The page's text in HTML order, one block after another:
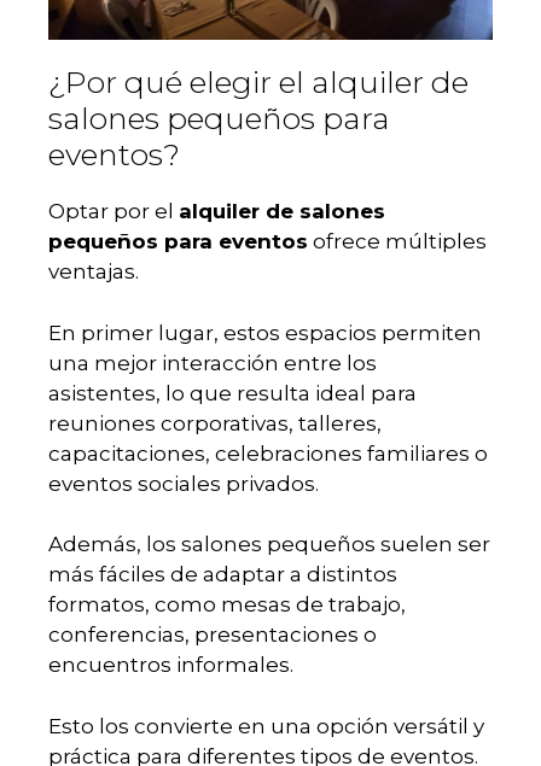
¿Por qué elegir el alquiler de
salones pequeños para
eventos?
Optar por el alquiler de salones
pequeños para eventos ofrece múltiples
ventajas.
En primer lugar, estos espacios permiten
una mejor interacción entre los
asistentes, lo que resulta ideal para
reuniones corporativas, talleres,
capacitaciones, celebraciones familiares o
eventos sociales privados.
Además, los salones pequeños suelen ser
más fáciles de adaptar a distintos
formatos, como mesas de trabajo,
conferencias, presentaciones o
encuentros informales.
Esto los convierte en una opción versátil y
práctica para diferentes tipos de eventos.